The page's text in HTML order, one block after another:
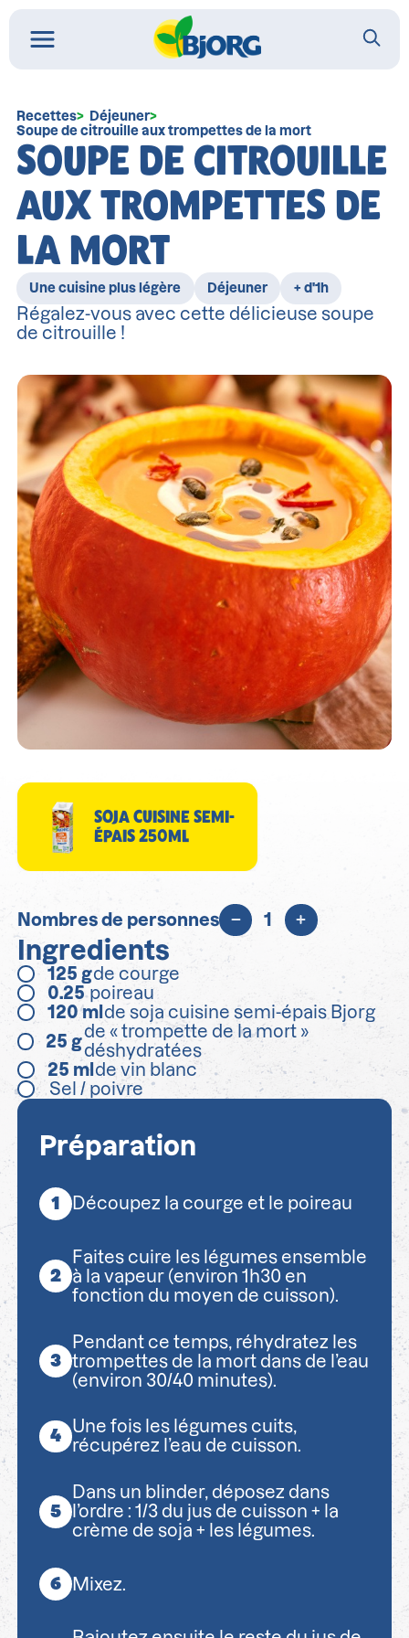
Recettes
Déjeuner
Soupe de citrouille aux trompettes de la mort
SOUPE DE CITROUILLE
AUX TROMPETTES DE
LA MORT
Une cuisine plus légère Déjeuner + d'1h
Régalez-vous avec cette délicieuse soupe
de citrouille !
SOJA CUISINE SEMI-
ÉPAIS 250ML
Nombres de personnes 1
Ingredients
125 gde courge
0.25 poireau
120 ml de soja cuisine semi-épais Bjorg
25 gde « trompette de la mort »
déshydratées
25 ml de vin blanc
Sel / poivre
Préparation
Découpez la courge et le poireau
Faites cuire les légumes ensemble
à la vapeur (environ 1h30 en
fonction du moyen de cuisson).
Pendant ce temps, réhydratez les
trompettes de la mort dans de l’eau
(environ 30/40 minutes).
Une fois les légumes cuits,
récupérez l’eau de cuisson.
Dans un blinder, déposez dans
l’ordre : 1/3 du jus de cuisson + la
crème de soja + les légumes.
Mixez.